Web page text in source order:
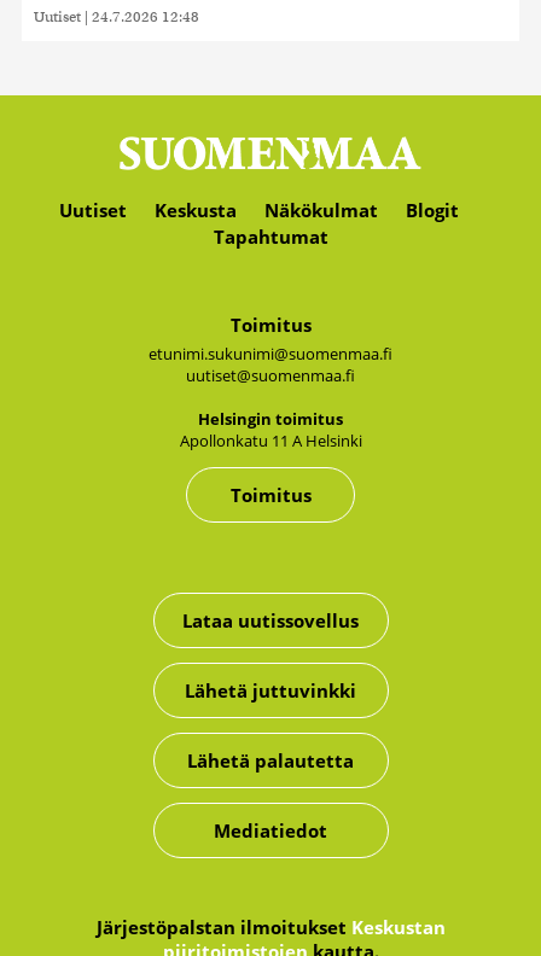
Uutiset | 24.7.2026 12:48
Uutiset Keskusta Näkökulmat
Blogit
Tapahtumat
Toimitus
etunimi.sukunimi@suomenmaa.fi
uutiset@suomenmaa.fi
Hel­sin­gin toi­mi­tus
Apol­lon­ka­tu 11 A Hel­sin­ki
Toimitus
Lataa uutissovellus
Lähetä juttuvinkki
Lähetä palautetta
Mediatiedot
Järjestöpalstan ilmoitukset Keskustan